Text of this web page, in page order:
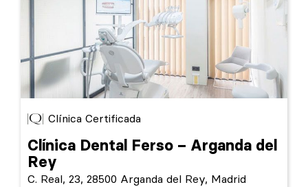
Clínica Certificada
Clínica Dental Ferso – Arganda del
Rey
C. Real, 23, 28500 Arganda del Rey, Madrid